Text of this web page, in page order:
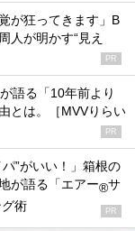
が狂ってきます」B
人が明かす“見え
PR
語る「10年前より
とは。［MVVりらい
PR
パ”がいい！」箱根の
が語る「エアー®サ
グ術 PR